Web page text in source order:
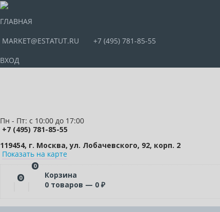
ГЛАВНАЯ
MARKET@ESTATUT.RU
+7 (495) 781-85-55
ВХОД
Пн - Пт: с 10:00 до 17:00
+7 (495) 781-85-55
119454, г. Москва, ул. Лобачевского, 92, корп. 2
Показать на карте
0
0
Корзина
0 товаров — 0 ₽